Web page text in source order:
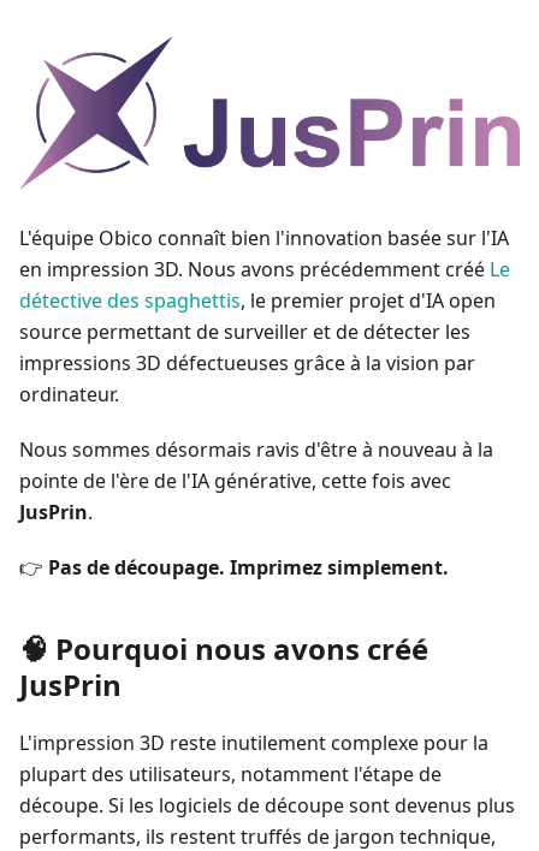
L'équipe Obico connaît bien l'innovation basée sur l'IA
en impression 3D. Nous avons précédemment créé Le
détective des spaghettis, le premier projet d'IA open
source permettant de surveiller et de détecter les
impressions 3D défectueuses grâce à la vision par
ordinateur.
Nous sommes désormais ravis d'être à nouveau à la
pointe de l'ère de l'IA générative, cette fois avec
JusPrin.
👉 Pas de découpage. Imprimez simplement.
🧠 Pourquoi nous avons créé
JusPrin
L'impression 3D reste inutilement complexe pour la
plupart des utilisateurs, notamment l'étape de
découpe. Si les logiciels de découpe sont devenus plus
performants, ils restent truffés de jargon technique,